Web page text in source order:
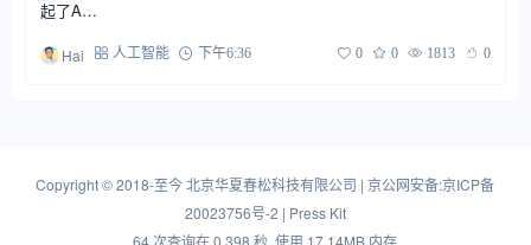
起了A…
Hai 人工智能 下午6:36 0 0 1813 0
Copyright©2018-至今 北京华夏春松科技有限公司 |京公网安备:京ICP备
20023756号-2 | Press Kit
64 次查询在 0.398 秒, 使用 17.14MB 内存